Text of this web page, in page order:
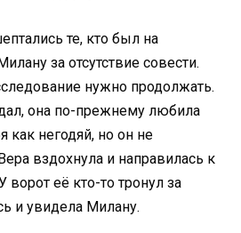
те, кто был на
за отсутствие совести.
нужно продолжать.
она по-прежнему любила
как негодяй, но он не
вздохнула и направилась к
её кто-то тронул за
и увидела Милану.